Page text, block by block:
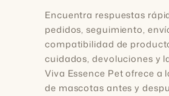
Encuentra respuestas
pedidos, seguimiento,
compatibilidad de
cuidados, devoluciones y
Viva Essence Pet ofrece a
de mascotas antes y